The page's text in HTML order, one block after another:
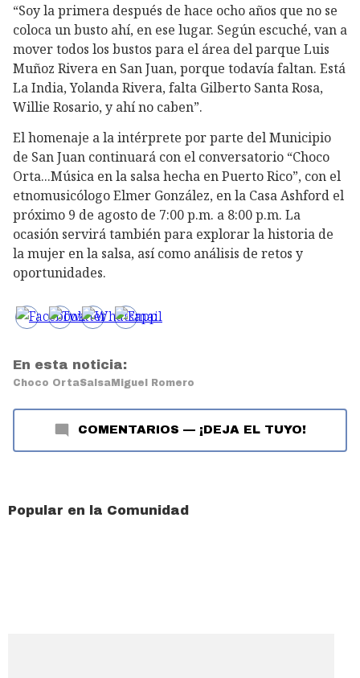
“Soy la primera después de hace ocho años que no se
coloca un busto ahí, en ese lugar. Según escuché, van a
mover todos los bustos para el área del parque Luis
Muñoz Rivera en San Juan, porque todavía faltan. Está
La India, Yolanda Rivera, falta Gilberto Santa Rosa,
Willie Rosario, y ahí no caben”.
El homenaje a la intérprete por parte del Municipio
de San Juan continuará con el conversatorio “Choco
Orta...Música en la salsa hecha en Puerto Rico”, con el
etnomusicólogo Elmer González, en la Casa Ashford el
próximo 9 de agosto de 7:00 p.m. a 8:00 p.m. La
ocasión servirá también para explorar la historia de
la mujer en la salsa, así como análisis de retos y
oportunidades.
En esta noticia:
Choco OrtaSalsa Miguel Romero
COMENTARIOS — ¡DEJA EL TUYO!
Popular en la Comunidad